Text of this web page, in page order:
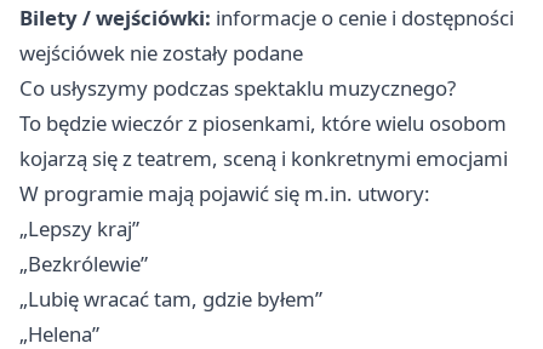
Bilety / wejściówki: informacje o cenie i dostępności
wejściówek nie zostały podane
Co usłyszymy podczas spektaklu muzycznego?
To będzie wieczór z piosenkami, które wielu osobom
kojarzą się z teatrem, sceną i konkretnymi emocjami
W programie mają pojawić się m.in. utwory:
„Lepszy kraj”
„Bezkrólewie”
„Lubię wracać tam, gdzie byłem”
„Helena”